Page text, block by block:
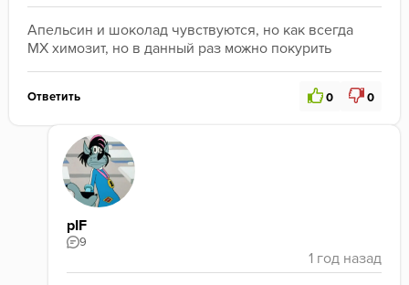
Апельсин и шоколад чувствуются, но как всегда
МХ химозит, но в данный раз можно покурить
Ответить 0 0
pIF
9